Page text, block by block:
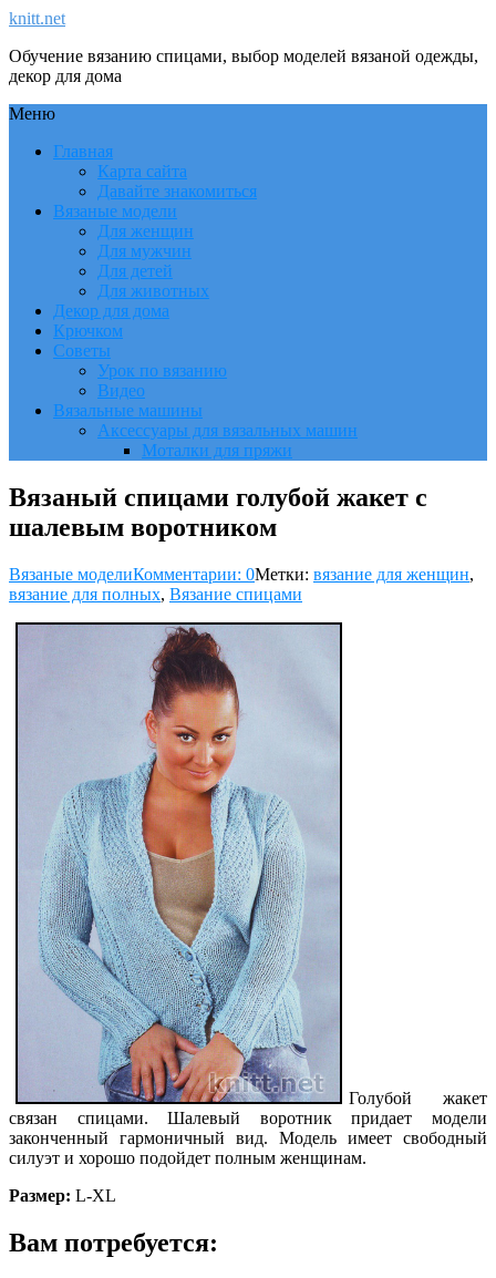
knitt.net
Обучение вязанию спицами, выбор моделей вязаной одежды,
декор для дома
Меню
Главная
Карта сайта
Давайте знакомиться
Вязаные модели
Для женщин
Для мужчин
Для детей
Для животных
Декор для дома
Крючком
Советы
Урок по вязанию
Видео
Вязальные машины
Аксессуары для вязальных машин
Моталки для пряжи
Вязаный спицами голубой жакет с
шалевым воротником
Вязаные моделиКомментарии: 0Метки: вязание для женщин,
вязание для полных, Вязание спицами
Голубой жакет
связан спицами. Шалевый воротник придает модели
законченный гармоничный вид. Модель имеет свободный
силуэт и хорошо подойдет полным женщинам.
Размер: L-XL
Вам потребуется: